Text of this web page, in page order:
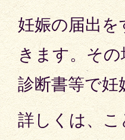
妊娠の届出
きます。そ
診断書等で
詳しくは、